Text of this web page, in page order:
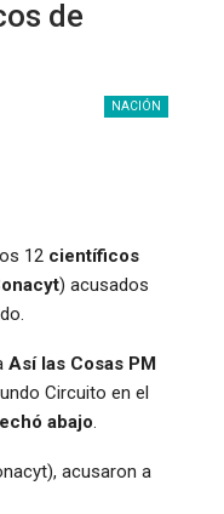
de
NACIÓN
12 científicos
) acusados
Así las Cosas PM
Circuito en el
abajo.
acusaron a